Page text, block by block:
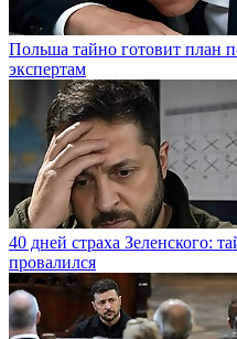
Польша тайно готовит план
экспертам
40 дней страха Зеленского:
провалился